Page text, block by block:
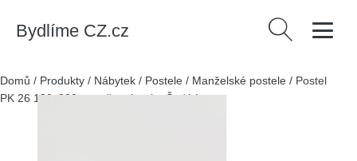
Bydlíme CZ.cz Vyhledávání
Domů / Produkty / Nábytek / Postele / Manželské postele / Postel
PK 26 180x200 cm - černé nohy Šedá I